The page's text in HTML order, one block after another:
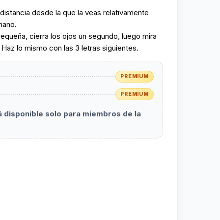
desde la que la veas relativamente
cierra los ojos un segundo, luego mira
lo mismo con las 3 letras siguientes.
PREMIUM
PREMIUM
solo para miembros de la